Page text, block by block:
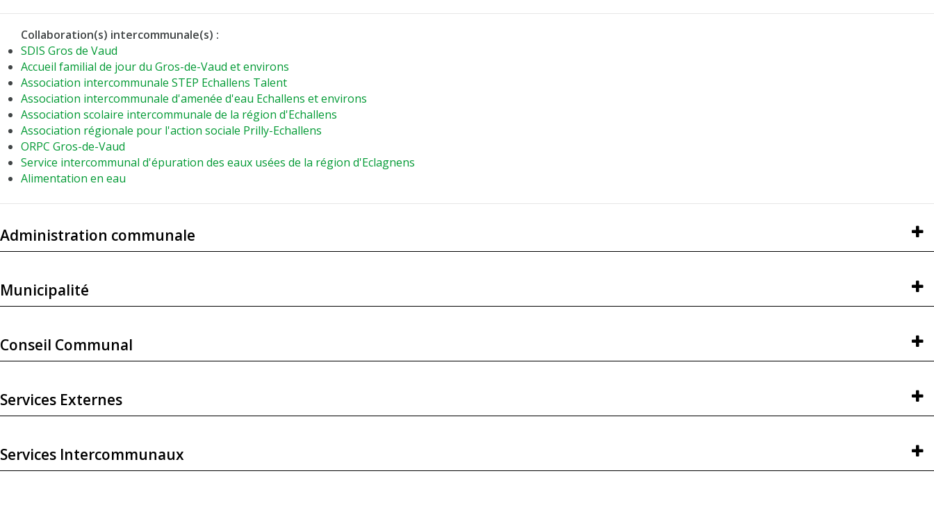
Collaboration(s) intercommunale(s) :
SDIS Gros de Vaud
Accueil familial de jour du Gros-de-Vaud et environs
Association intercommunale STEP Echallens Talent
Association intercommunale d'amenée d'eau Echallens et environs
Association scolaire intercommunale de la région d'Echallens
Association régionale pour l'action sociale Prilly-Echallens
ORPC Gros-de-Vaud
Service intercommunal d'épuration des eaux usées de la région d'Eclagnens
Alimentation en eau
Administration communale
Municipalité
Conseil Communal
Services Externes
Services Intercommunaux